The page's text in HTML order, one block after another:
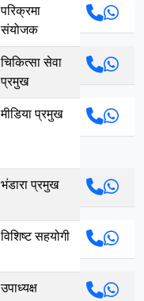
परिक्रमा
संयोजक
चिकित्सा सेवा
प्रमुख
मीडिया प्रमुख
भंडारा प्रमुख
विशिष्ट सहयोगी
उपाध्यक्ष